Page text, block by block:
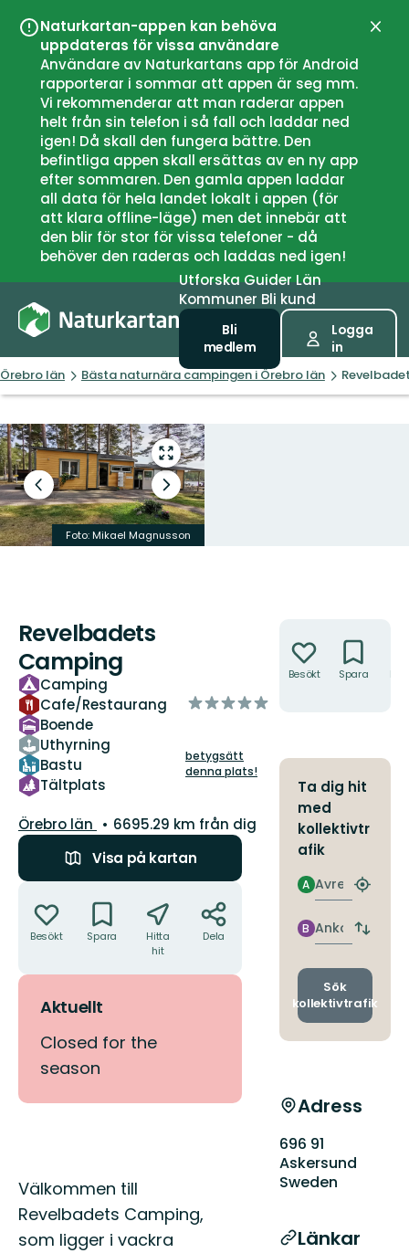
Naturkartan-appen kan behöva
uppdateras för vissa användare
Användare av Naturkartans app för Android
rapporterar i sommar att appen är seg mm.
Vi rekommenderar att man raderar appen
helt från sin telefon i så fall och laddar ned
igen! Då skall den fungera bättre. Den
befintliga appen skall ersättas av en ny app
efter sommaren. Den gamla appen laddar
all data för hela landet lokalt i appen (för
att klara offline-läge) men det innebär att
den blir för stor för vissa telefoner - då
behöver den raderas och laddas ned igen!
UtforskaGuiderLän
Kommuner Bli kund
Bli
medlem
Logga
in
Örebro län Bästa naturnära campingen i Örebro län
Gå
till
helskärmsläge
Föregående
bild
Nästa
bildspel
Foto: Mikael Magnusson
Revelbadets
Camping
Camping
Cafe/Restaurang
Boende
Uthyrning
Bastu
Tältplats
av
betygsätt
denna plats!
Län:
Örebro län
6695.29 km från dig
Visa på kartan
Besökt Spara
Hitta
hit
Dela
Aktuellt
Closed for the
season
Beskrivning
Välkommen till
Revelbadets Camping,
som ligger i vackra
Besökt Spara
Ta dig hit
med
kollektivtr
afik
Avresa
A
Hitta
Ankomst
B
Byt
och
Sök
kollektivtrafik
Adress
696 91
Askersund
Sweden
Länkar